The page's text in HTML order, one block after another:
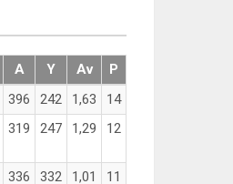
A Y Av
P
396 242 1,63
14
319 247 1,29 12
336 332 1,01 11